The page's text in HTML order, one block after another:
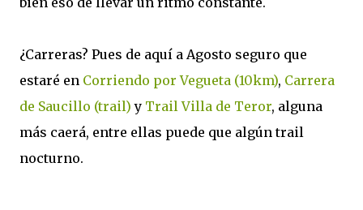
¿Carreras? Pues de aquí a Agosto seguro que
estaré en Corriendo por Vegueta (10km), Carrera
de Saucillo (trail) y Trail Villa de Teror, alguna
más caerá, entre ellas puede que algún trail
nocturno.